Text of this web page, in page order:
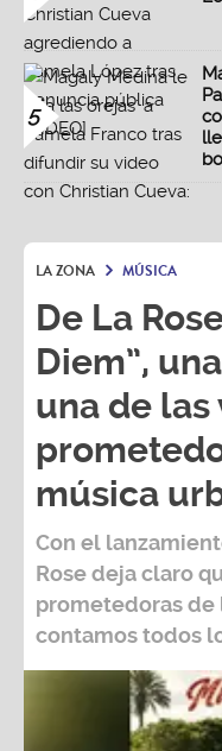
5
LA ZONA MÚSICA
De La
Diem”,
una de las
música
Con el
Rose deja claro
prometedoras de
contamos todos